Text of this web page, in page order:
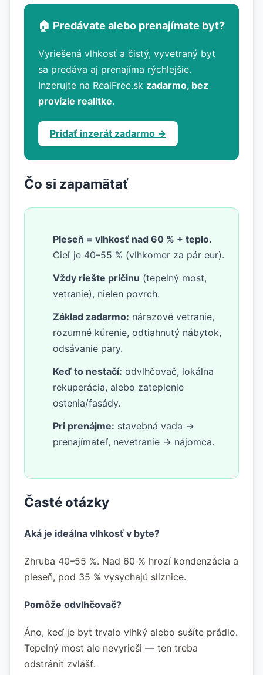
🏠 Predávate alebo prenajímate byt?
Vyriešená vlhkosť a čistý, vyvetraný byt
sa predáva aj prenajíma rýchlejšie.
Inzerujte na RealFree.sk zadarmo, bez
provízie realitke.
Pridať inzerát zadarmo →
Čo si zapamätať
Pleseň = vlhkosť nad 60 % + teplo.
Cieľ je 40–55 % (vlhkomer za pár eur).
Vždy riešte príčinu (tepelný most,
vetranie), nielen povrch.
Základ zadarmo: nárazové vetranie,
rozumné kúrenie, odtiahnutý nábytok,
odsávanie pary.
Keď to nestačí: odvlhčovač, lokálna
rekuperácia, alebo zateplenie
ostenia/fasády.
Pri prenájme: stavebná vada →
prenajímateľ, nevetranie → nájomca.
Časté otázky
Aká je ideálna vlhkosť v byte?
Zhruba 40–55 %. Nad 60 % hrozí kondenzácia a
pleseň, pod 35 % vysychajú sliznice.
Pomôže odvlhčovač?
Áno, keď je byt trvalo vlhký alebo sušíte prádlo.
Tepelný most ale nevyrieši — ten treba
odstrániť zvlášť.